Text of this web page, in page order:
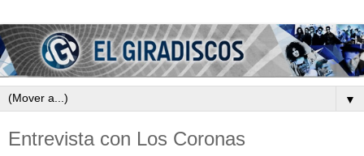
▼
Entrevista con Los Coronas